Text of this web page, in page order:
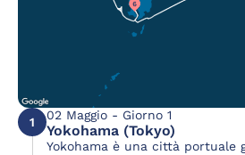
1 02 Maggio - Giorno 1
Yokohama (Tokyo)
Yokohama è una città portuale